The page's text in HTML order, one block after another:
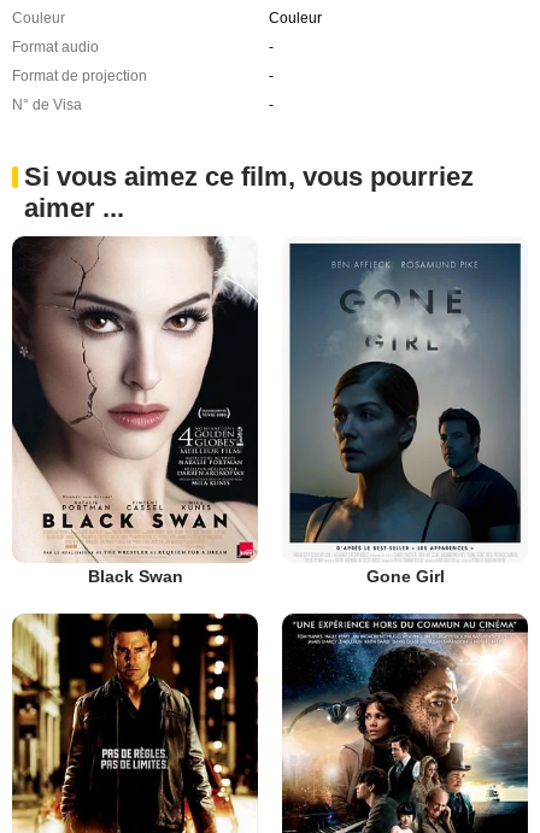
Couleur
Couleur
Format audio
-
Format de projection
-
N° de Visa
-
Si vous aimez ce film, vous pourriez
aimer ...
Black Swan Gone Girl